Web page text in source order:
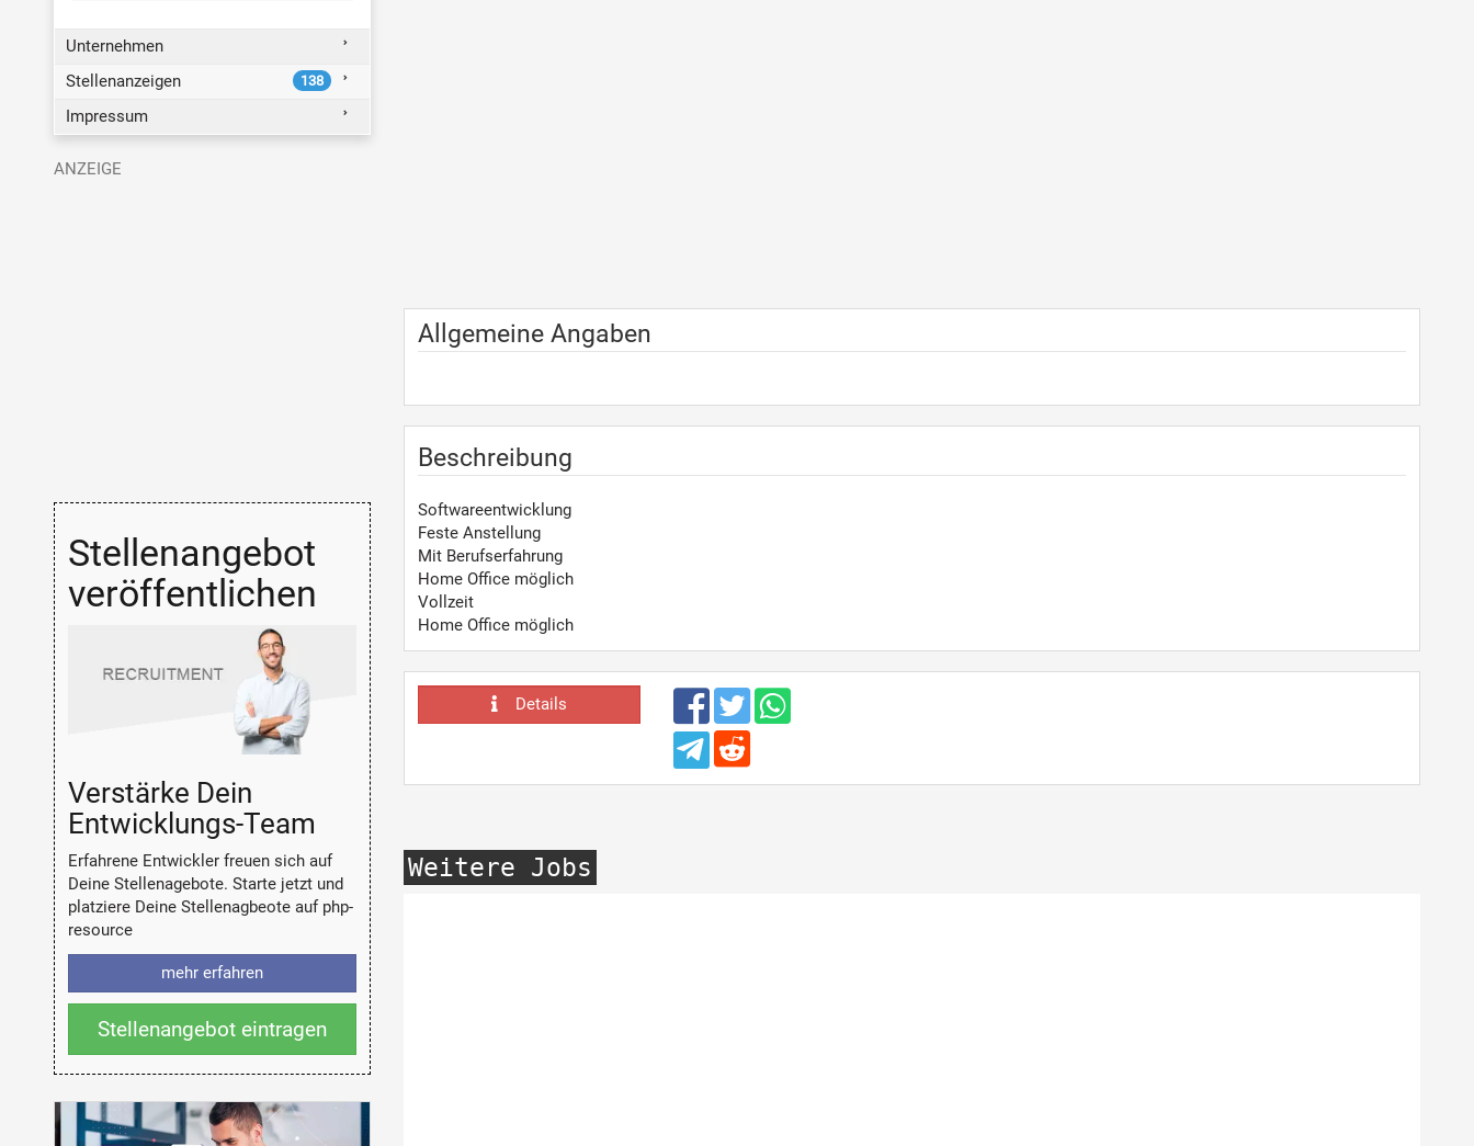
Allgemeine Angaben
Beschreibung
Softwareentwicklung
Feste Anstellung
Mit Berufserfahrung
Home Office möglich
Vollzeit
Home Office möglich
Details
Weitere Jobs
Unternehmen
Stellenanzeigen
138
Impressum
Stellenangebot
veröffentlichen
Verstärke Dein
Entwicklungs-Team
Erfahrene Entwickler freuen sich auf
Deine Stellenagebote. Starte jetzt und
platziere Deine Stellenagbeote auf php-
resource
mehr erfahren
Stellenangebot eintragen